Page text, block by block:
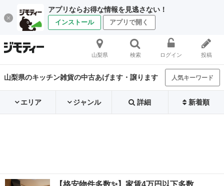
アプリならお得な情報を見逃さない！
インストール アプリで開く
山梨県 検索 ログイン 投稿
山梨県のキッチン雑貨の中古あげます・譲ります 人気キーワード
エリア ジャンル 詳細 新着順
【格安物件多数✨】家賃4万円以下多数